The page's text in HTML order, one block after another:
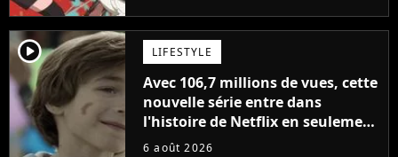
player2 LIFESTYLE
Avec 106,7 millions de vues, cette
nouvelle série entre dans
l'histoire de Netflix en seulement
48 jours
6 août 2026